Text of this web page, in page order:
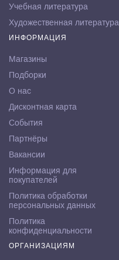
Учебная литература
Художественная литература
ИНФОРМАЦИЯ
Магазины
Подборки
О нас
Дисконтная карта
События
Партнёры
Вакансии
Информация для
покупателей
Политика обработки
персональных данных
Политика
конфиденциальности
ОРГАНИЗАЦИЯМ